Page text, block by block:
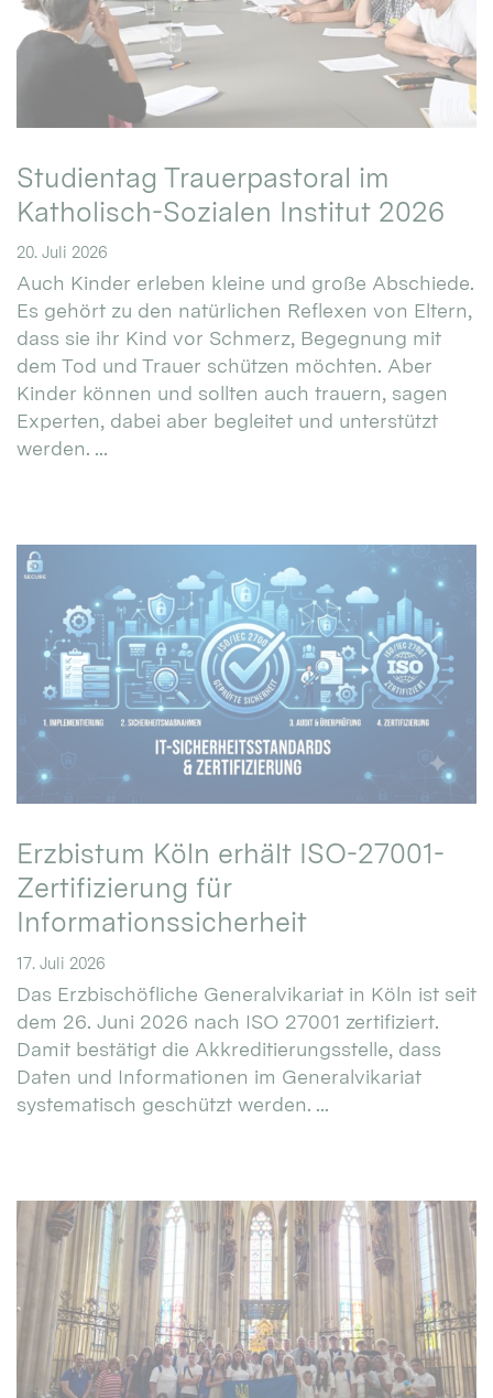
Studientag Trauerpastoral im
Katholisch-Sozialen Institut 2026
20. Juli 2026
Auch Kinder erleben kleine und große Abschiede.
Es gehört zu den natürlichen Reflexen von Eltern,
dass sie ihr Kind vor Schmerz, Begegnung mit
dem Tod und Trauer schützen möchten. Aber
Kinder können und sollten auch trauern, sagen
Experten, dabei aber begleitet und unterstützt
werden. ...
Erzbistum Köln erhält ISO-27001-
Zertifizierung für
Informationssicherheit
17. Juli 2026
Das Erzbischöfliche Generalvikariat in Köln ist seit
dem 26. Juni 2026 nach ISO 27001 zertifiziert.
Damit bestätigt die Akkreditierungsstelle, dass
Daten und Informationen im Generalvikariat
systematisch geschützt werden. ...